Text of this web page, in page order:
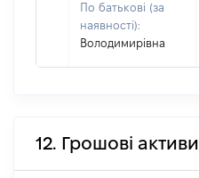
По батькові (за
наявності):
Володимирівна
12. Грошові активи